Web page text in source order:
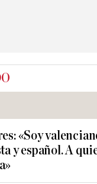
«Soy
y español. A